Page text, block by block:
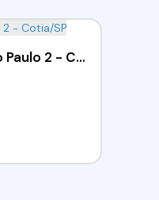
Casa - 04 dorms - Cond. São Paulo 2 - Cotia/SP